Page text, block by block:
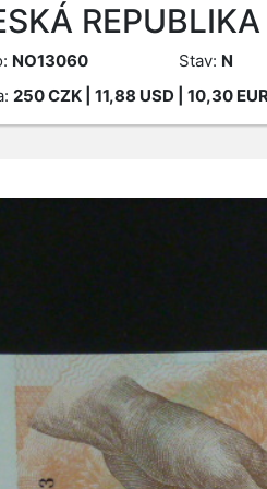
NO13060 Stav: N
250CZK| 11,88 USD | 10,30 EUR